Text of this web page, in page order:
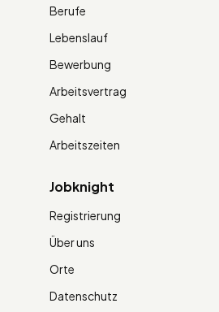
Berufe
Lebenslauf
Bewerbung
Arbeitsvertrag
Gehalt
Arbeitszeiten
Jobknight
Registrierung
Über uns
Orte
Datenschutz